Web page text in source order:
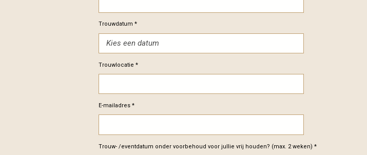
Trouwdatum *
Trouwlocatie *
E-mailadres *
Trouw- /eventdatum onder voorbehoud voor jullie vrij houden? (max. 2 weken) *